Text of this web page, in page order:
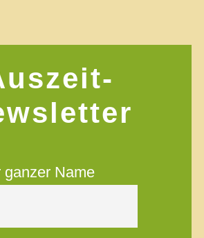
ganzer Name